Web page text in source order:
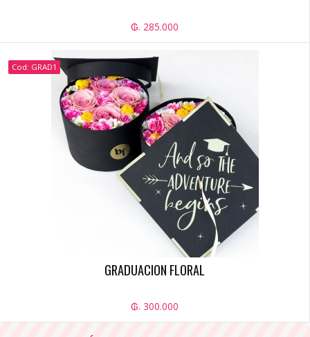
₲. 285.000
Cod: GRAD1
GRADUACION FLORAL
₲. 300.000